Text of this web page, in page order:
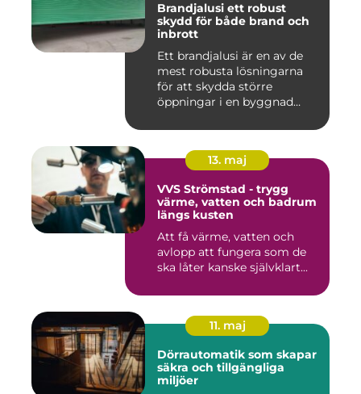
Brandjalusi ett robust
skydd för både brand och
inbrott
Ett brandjalusi är en av de
mest robusta lösningarna
för att skydda större
öppningar i en byggnad
13. maj
VVS Strömstad - trygg
värme, vatten och badrum
längs kusten
Att få värme, vatten och
avlopp att fungera som de
ska låter kanske självklart...
11. maj
Dörrautomatik som skapar
säkra och tillgängliga
miljöer